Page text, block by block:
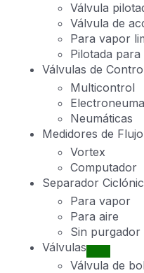
Válvula
Válvula de
Para vapor
Pilotada para
Válvulas de
Multicontrol
Neumáticas
Medidores de
Vortex
Computador
Separador
Para vapor
Para aire
Sin purgador
Válvulas
Válvula de